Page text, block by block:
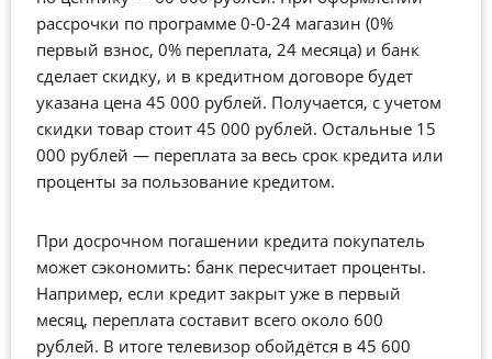
рассрочки по программе 0-0-24 магазин (0%
первый взнос, 0% переплата, 24 месяца) и банк
сделает скидку, и в кредитном договоре будет
указана цена 45 000 рублей. Получается, с учетом
скидки товар стоит 45 000 рублей. Остальные 15
000 рублей — переплата за весь срок кредита или
проценты за пользование кредитом.
При досрочном погашении кредита покупатель
может сэкономить: банк пересчитает проценты.
Например, если кредит закрыт уже в первый
месяц, переплата составит всего около 600
рублей. В итоге телевизор обойдётся в 45 600